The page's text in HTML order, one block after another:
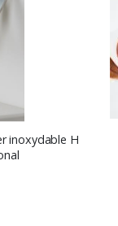
inoxydable H